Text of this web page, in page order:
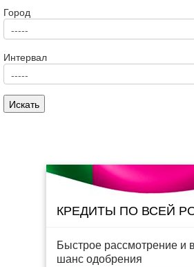
Город
Интервал
КРЕДИТЫ ПО ВСЕЙ
Быстрое рассмотрение и
шанс одобрения